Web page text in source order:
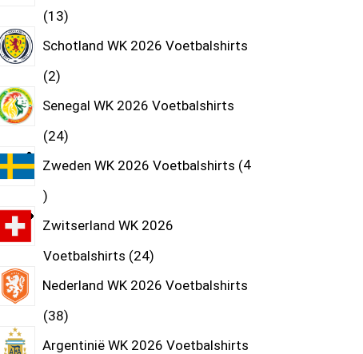
13
Schotland WK 2026 Voetbalshirts
2
Senegal WK 2026 Voetbalshirts
24
Zweden WK 2026 Voetbalshirts 4
Zwitserland WK 2026
Voetbalshirts 24
Nederland WK 2026 Voetbalshirts
38
Argentinië WK 2026 Voetbalshirts